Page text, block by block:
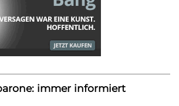
immer informiert